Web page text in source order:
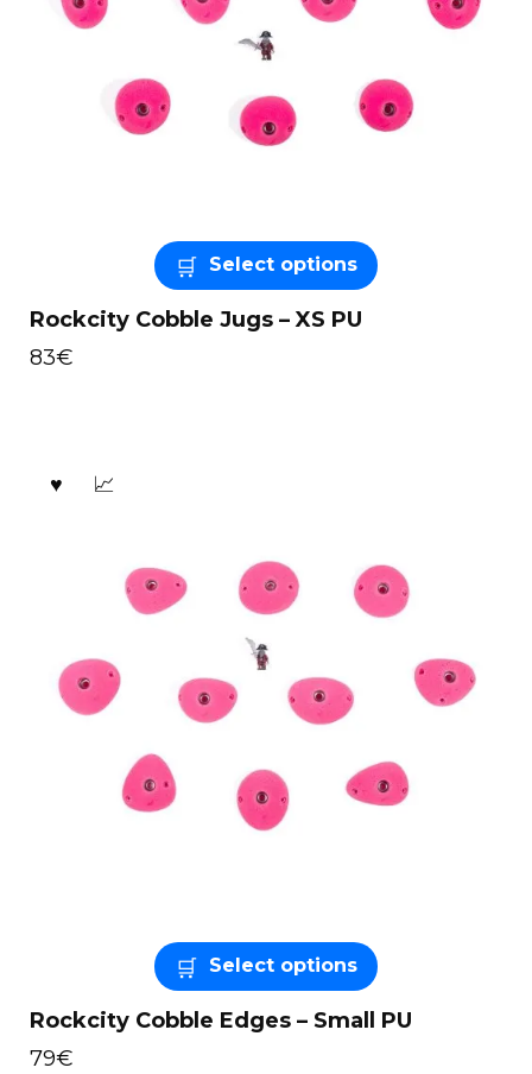
Select options
Rockcity Cobble Jugs – XS PU
83€
Select options
Rockcity Cobble Edges – Small PU
79€